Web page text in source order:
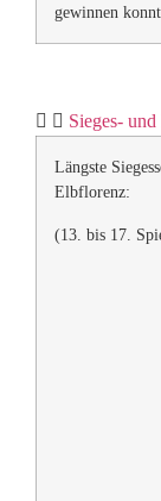
gewinnen
Sieges-
Längste
Elbflorenz:
(13. bis 17.